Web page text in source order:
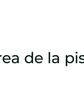
de la